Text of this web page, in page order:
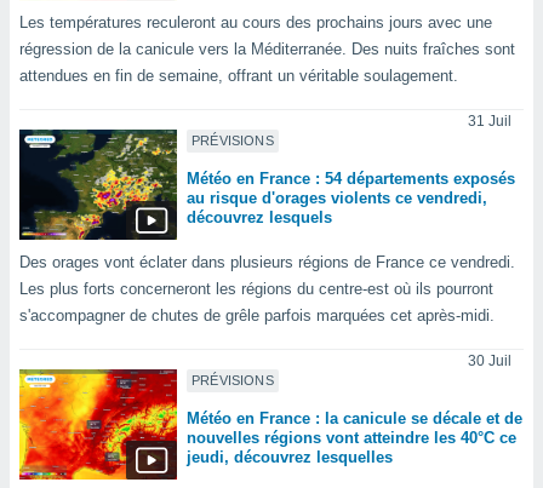
du
en
de
votre
à
en
des
au
de
web.
Les températures reculeront au cours des prochains jours avec une
régression de la canicule vers la Méditerranée. Des nuits fraîches sont
attendues en fin de semaine, offrant un véritable soulagement.
PRÉVISIONS
31 Juil
Météo en France : 54 départements exposés
au risque d'orages violents ce vendredi,
découvrez lesquels
Des orages vont éclater dans plusieurs régions de France ce vendredi.
Les plus forts concerneront les régions du centre-est où ils pourront
s'accompagner de chutes de grêle parfois marquées cet après-midi.
PRÉVISIONS
30 Juil
Météo en France : la canicule se décale et de
nouvelles régions vont atteindre les 40°C ce
jeudi, découvrez lesquelles